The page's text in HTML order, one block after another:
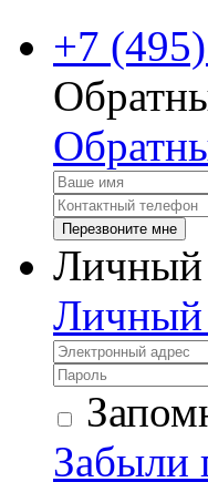
+7
Перезвоните мне
Личный
Личный
Забыли